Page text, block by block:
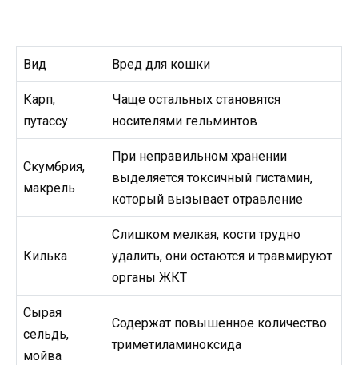
Вид Вред для кошки
Карп,
путассу
Чаще остальных становятся
носителями гельминтов
Скумбрия,
макрель
При неправильном хранении
выделяется токсичный гистамин,
который вызывает отравление
Килька
Слишком мелкая, кости трудно
удалить, они остаются и травмируют
органы ЖКТ
Сырая
сельдь,
мойва
Содержат повышенное количество
триметиламиноксида